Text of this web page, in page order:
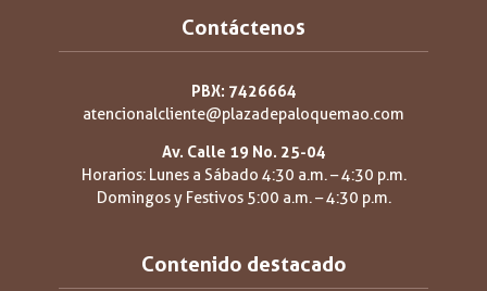
Contáctenos
PBX: 7426664
atencionalcliente@plazadepaloquemao.com
Av. Calle 19 No. 25-04
Horarios: Lunes a Sábado 4:30 a.m. – 4:30 p.m.
Domingos y Festivos 5:00 a.m. – 4:30 p.m.
Contenido destacado